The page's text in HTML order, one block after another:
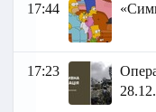
17:44
17:23